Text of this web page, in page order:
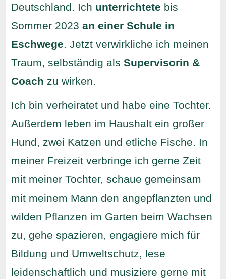
Deutschland. Ich unterrichtete bis
Sommer 2023 an einer Schule in
Eschwege. Jetzt verwirkliche ich meinen
Traum, selbständig als Supervisorin &
Coach zu wirken.
Ich bin verheiratet und habe eine Tochter.
Außerdem leben im Haushalt ein großer
Hund, zwei Katzen und etliche Fische. In
meiner Freizeit verbringe ich gerne Zeit
mit meiner Tochter, schaue gemeinsam
mit meinem Mann den angepflanzten und
wilden Pflanzen im Garten beim Wachsen
zu, gehe spazieren, engagiere mich für
Bildung und Umweltschutz, lese
leidenschaftlich und musiziere gerne mit